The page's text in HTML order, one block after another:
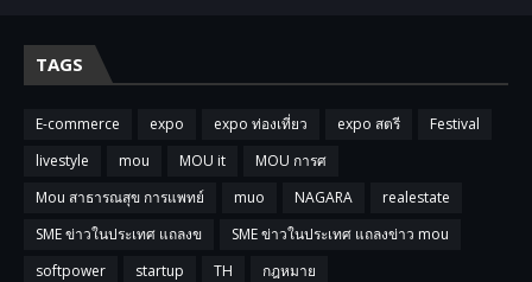
TAGS
E-commerce expo expo ท่องเที่ยว expo สตรี
Festival
livestyle
mou MOU it
MOU การศ
Mou สาธารณสุข การแพทย์
muo NAGARA
realestate
SME ข่าวในประเทศ แถลงข
SME ข่าวในประเทศ แถลงข่าว mou
softpower
startup TH
กฎหมาย